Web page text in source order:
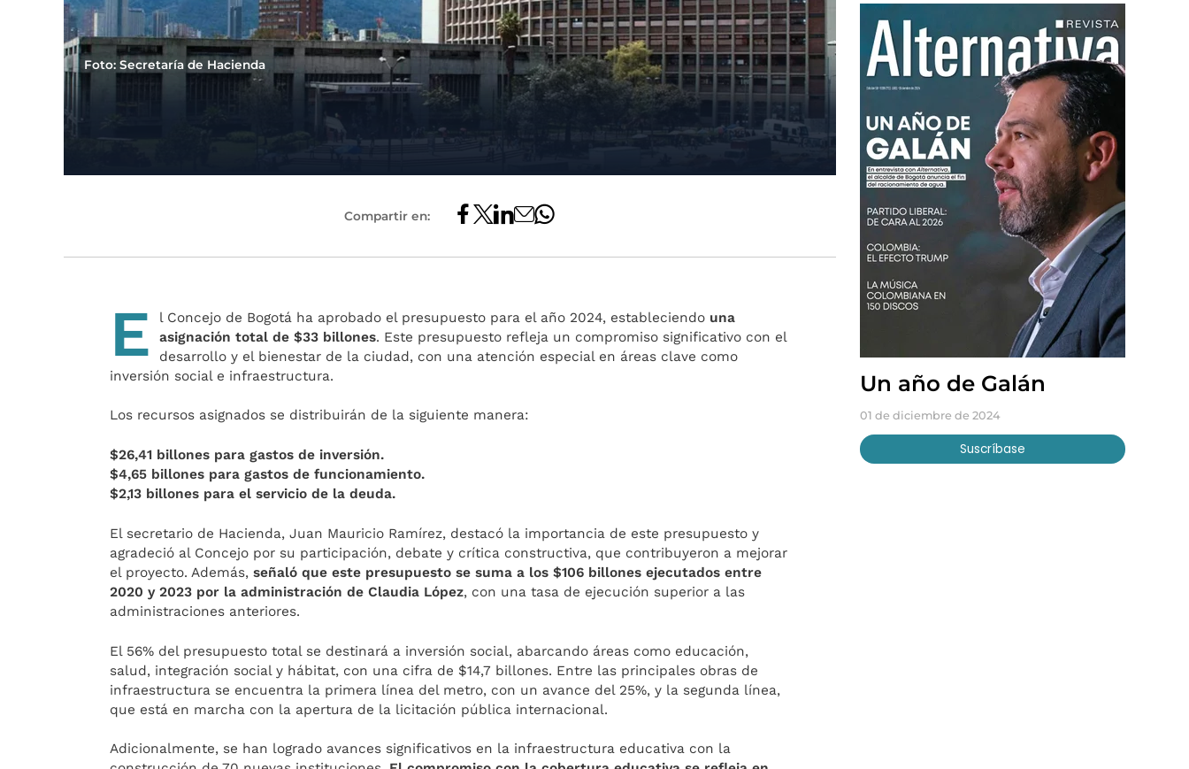
Foto: Secretaría de Hacienda
Compartir en:
E l Concejo de Bogotá ha aprobado el presupuesto para el año 2024, estableciendo una
asignación total de $33 billones. Este presupuesto refleja un compromiso significativo con el
desarrollo y el bienestar de la ciudad, con una atención especial en áreas clave como
inversión social e infraestructura.
Los recursos asignados se distribuirán de la siguiente manera:
$26,41 billones para gastos de inversión.
$4,65 billones para gastos de funcionamiento.
$2,13 billones para el servicio de la deuda.
El secretario de Hacienda, Juan Mauricio Ramírez, destacó la importancia de este presupuesto y
agradeció al Concejo por su participación, debate y crítica constructiva, que contribuyeron a mejorar
el proyecto. Además,señaló que este presupuesto se suma a los $106 billones ejecutados entre
2020 y 2023 por la administración de Claudia López, con una tasa de ejecución superior a las
administraciones anteriores.
El 56% del presupuesto total se destinará a inversión social, abarcando áreas como educación,
salud, integración social y hábitat, con una cifra de $14,7 billones. Entre las principales obras de
infraestructura se encuentra la primera línea del metro, con un avance del 25%, y la segunda línea,
que está en marcha con la apertura de la licitación pública internacional.
Adicionalmente, se han logrado avances significativos en la infraestructura educativa con la
Un año de Galán
01 de diciembre de 2024
Suscríbase